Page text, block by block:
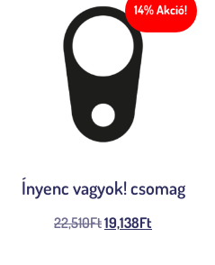
14% Akció!
Ínyenc vagyok! csomag
22,510Ft19,138Ft